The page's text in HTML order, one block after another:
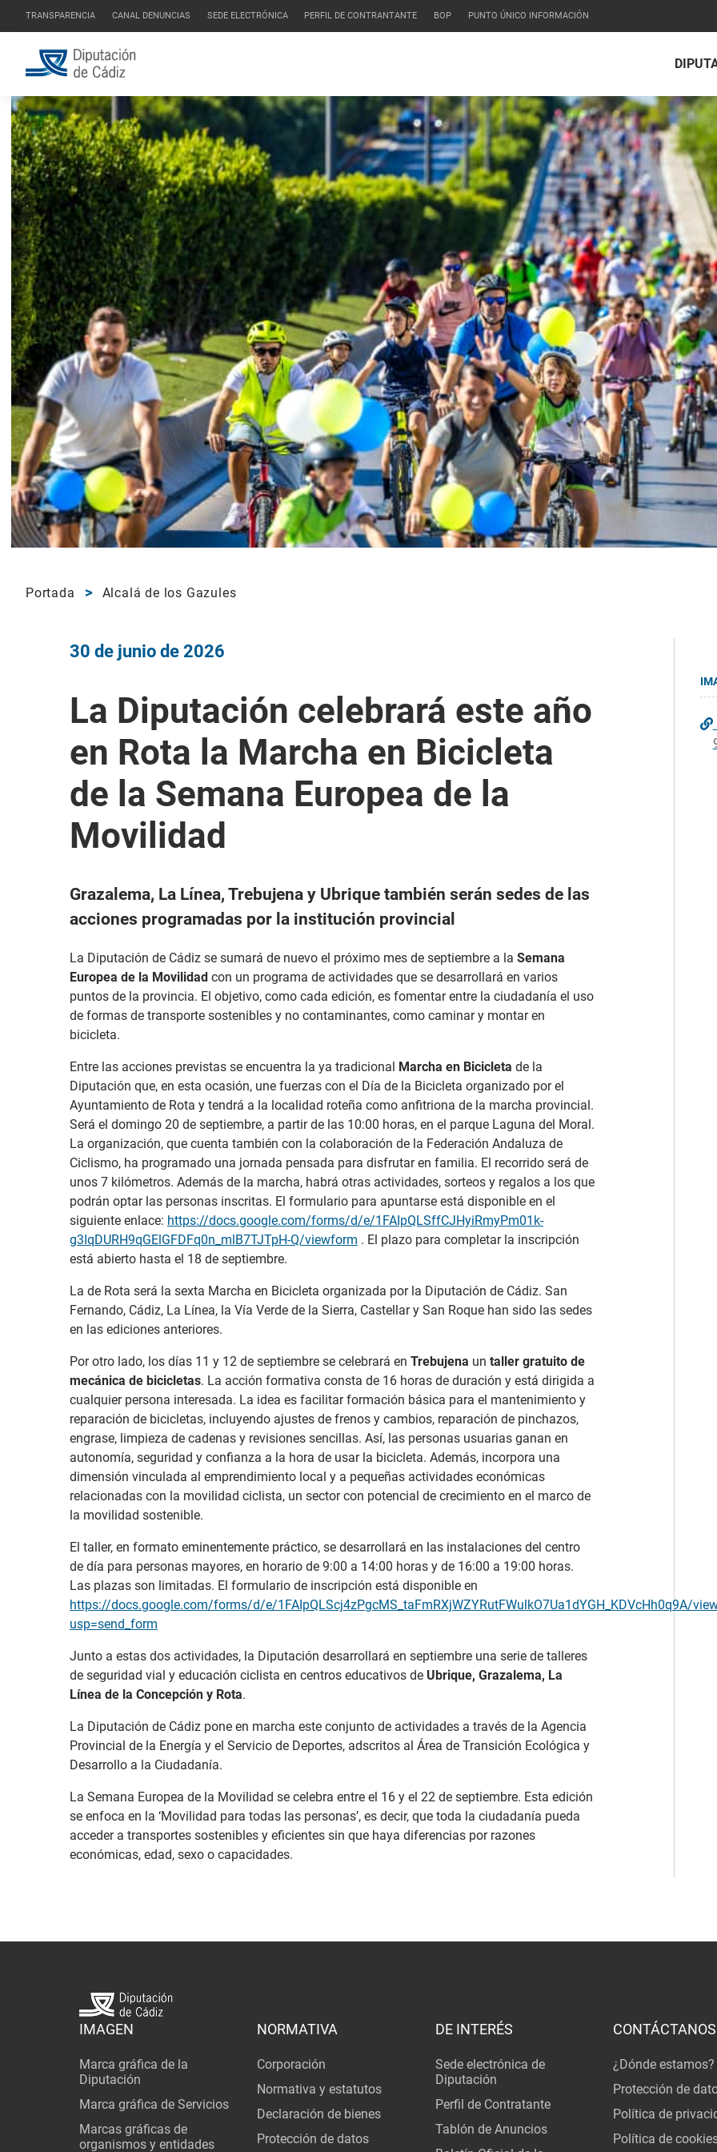
TRANSPARENCIA CANAL DENUNCIAS SEDE ELECTRÓNICA PERFIL DE CONTRANTANTE BOP PUNTO ÚNICO INFORMACIÓN
Portada Alcalá de los Gazules
30 de junio de 2026
La Diputación celebrará este año
en Rota la Marcha en Bicicleta
de la Semana Europea de la
Movilidad
Grazalema, La Línea, Trebujena y Ubrique también serán sedes de las
acciones programadas por la institución provincial
La Diputación de Cádiz se sumará de nuevo el próximo mes de septiembre a la Semana
Europea de la Movilidad con un programa de actividades que se desarrollará en varios
puntos de la provincia. El objetivo, como cada edición, es fomentar entre la ciudadanía el uso
de formas de transporte sostenibles y no contaminantes, como caminar y montar en
bicicleta.
Entre las acciones previstas se encuentra la ya tradicional Marcha en Bicicleta de la
Diputación que, en esta ocasión, une fuerzas con el Día de la Bicicleta organizado por el
Ayuntamiento de Rota y tendrá a la localidad roteña como anfitriona de la marcha provincial.
Será el domingo 20 de septiembre, a partir de las 10:00 horas, en el parque Laguna del Moral.
La organización, que cuenta también con la colaboración de la Federación Andaluza de
Ciclismo, ha programado una jornada pensada para disfrutar en familia. El recorrido será de
unos 7 kilómetros. Además de la marcha, habrá otras actividades, sorteos y regalos a los que
podrán optar las personas inscritas. El formulario para apuntarse está disponible en el
siguiente enlace: https://docs.google.com/forms/d/e/1FAIpQLSffCJHyiRmyPm01k-
g3IqDURH9qGElGFDFq0n_mlB7TJTpH-Q/viewform . El plazo para completar la inscripción
está abierto hasta el 18 de septiembre.
La de Rota será la sexta Marcha en Bicicleta organizada por la Diputación de Cádiz. San
Fernando, Cádiz, La Línea, la Vía Verde de la Sierra, Castellar y San Roque han sido las sedes
en las ediciones anteriores.
Por otro lado, los días 11 y 12 de septiembre se celebrará en Trebujena un taller gratuito de
mecánica de bicicletas. La acción formativa consta de 16 horas de duración y está dirigida a
cualquier persona interesada. La idea es facilitar formación básica para el mantenimiento y
reparación de bicicletas, incluyendo ajustes de frenos y cambios, reparación de pinchazos,
engrase, limpieza de cadenas y revisiones sencillas. Así, las personas usuarias ganan en
autonomía, seguridad y confianza a la hora de usar la bicicleta. Además, incorpora una
dimensión vinculada al emprendimiento local y a pequeñas actividades económicas
relacionadas con la movilidad ciclista, un sector con potencial de crecimiento en el marco de
la movilidad sostenible.
El taller, en formato eminentemente práctico, se desarrollará en las instalaciones del centro
de día para personas mayores, en horario de 9:00 a 14:00 horas y de 16:00 a 19:00 horas.
Las plazas son limitadas. El formulario de inscripción está disponible en
https://docs.google.com/forms/d/e/1FAIpQLScj4zPgcMS_taFmRXjWZYRutFWulkO7Ua1dYGH_KDVcHh0q9A/
usp=send_form
Junto a estas dos actividades, la Diputación desarrollará en septiembre una serie de talleres
de seguridad vial y educación ciclista en centros educativos de Ubrique, Grazalema, La
Línea de la Concepción y Rota.
La Diputación de Cádiz pone en marcha este conjunto de actividades a través de la Agencia
Provincial de la Energía y el Servicio de Deportes, adscritos al Área de Transición Ecológica y
Desarrollo a la Ciudadanía.
La Semana Europea de la Movilidad se celebra entre el 16 y el 22 de septiembre. Esta edición
se enfoca en la ‘Movilidad para todas las personas’, es decir, que toda la ciudadanía pueda
acceder a transportes sostenibles y eficientes sin que haya diferencias por razones
económicas, edad, sexo o capacidades.
IMAGEN
Marca gráfica de la
Diputación
Marca gráfica de Servicios
Marcas gráficas de
organismos y entidades
NORMATIVA
Corporación
Normativa y estatutos
Declaración de bienes
Protección de datos
DE INTERÉS
Sede electrónica de
Diputación
Perfil de Contratante
Tablón de Anuncios
CONTÁCTANOS
¿Dónde estamos?
Protección de
Política de
Política de